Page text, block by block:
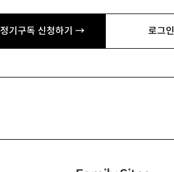
정기구독 신청하기 → 로그